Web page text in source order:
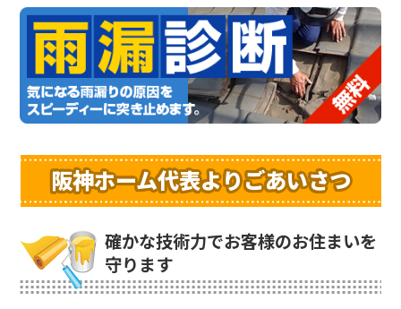
阪神ホーム代表よりごあいさつ
確かな技術力でお客様のお住まいを
守ります